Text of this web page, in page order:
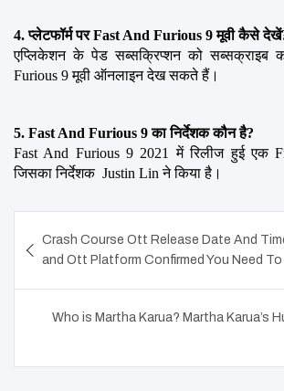
4. प्लेटफॉर्म पर Fast And Furious 9 मूवी कैसे
एप्लिकेशन के पेड सब्सक्रिप्शन को सब्सक्राइब
Furious 9 मूवी ऑनलाइन देख सकते हैं।
5. Fast And Furious 9 का निर्देशक कौन है?
Fast And Furious 9 2021 में रिलीज हुई एक
जिसका निर्देशक  Justin Lin ने किया है।
navigation
Crash Course Ott Release Date And
and Ott Platform Confirmed You Need To
Who is Martha Karua? Martha Karua’s